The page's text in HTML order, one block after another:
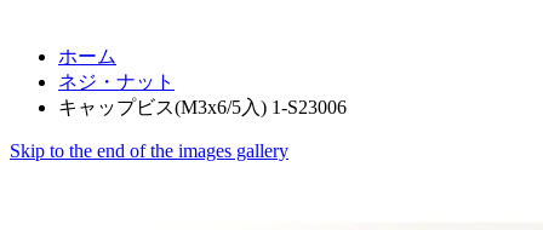
ホーム
ネジ・ナット
キャップビス(M3x6/5入) 1-S23006
Skip to the end of the images gallery